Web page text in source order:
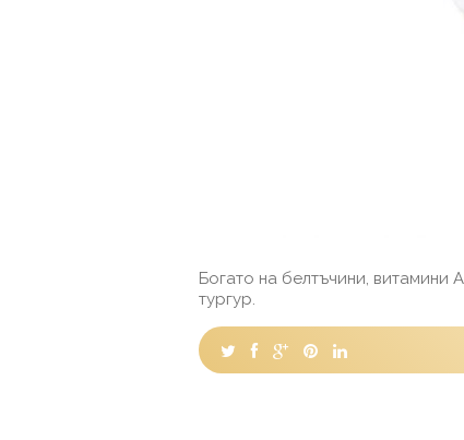
Богато на белтъчини, витамини
тургур.